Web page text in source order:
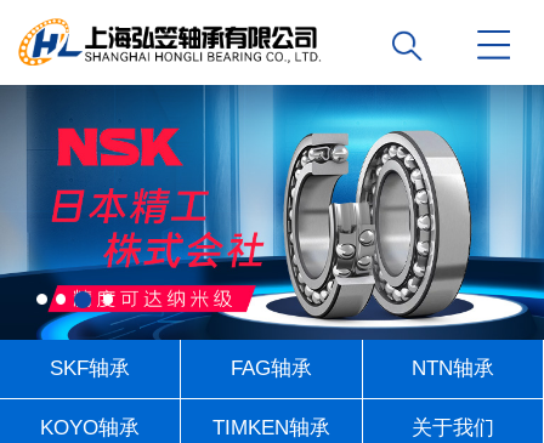
SKF轴承 FAG轴承 NTN轴承
KOYO轴承 TIMKEN轴承 关于我们